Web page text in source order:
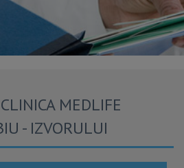
MEDLIFE
- IZVORULUI